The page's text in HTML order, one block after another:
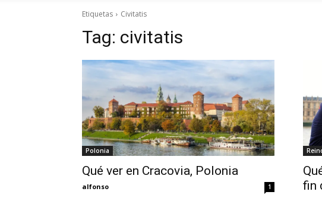
Etiquetas Civitatis
Tag: civitatis
Polonia
Qué ver en Cracovia, Polonia
alfonso 1
fin